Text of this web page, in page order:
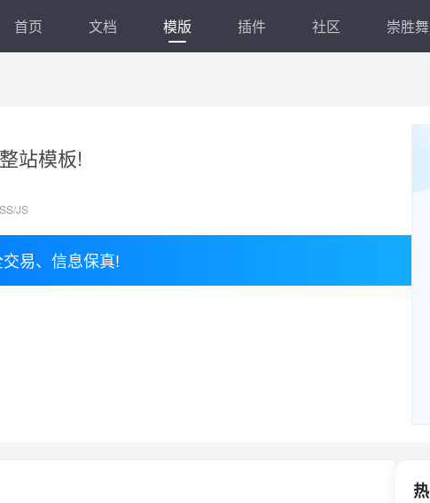
首页 文档 模版 插件 社区 崇胜
站模板!
JS
易、信息保真!